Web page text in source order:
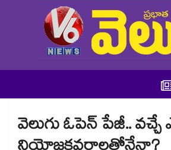
వెలుగు ఓపెన్ పేజీ.. వచ్చే